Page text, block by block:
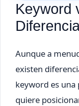
Keyword
Aunque a
existen
keyword es una
quiere